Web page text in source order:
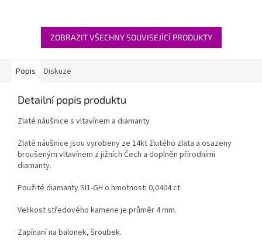
ZOBRAZIT VŠECHNY SOUVISEJÍCÍ PRODUKTY
Popis Diskuze
Detailní popis produktu
Zlaté náušnice s vltavínem a diamanty
Zlaté náušnice jsou vyrobeny ze 14kt žlutého zlata a osazeny
broušeným vltavínem z jižních Čech a doplněn přírodními
diamanty.
Použité diamanty SI1-GH o hmotnosti 0,0404 ct.
Velikost středového kamene je průměr 4 mm.
Zapínaní na balonek, šroubek.